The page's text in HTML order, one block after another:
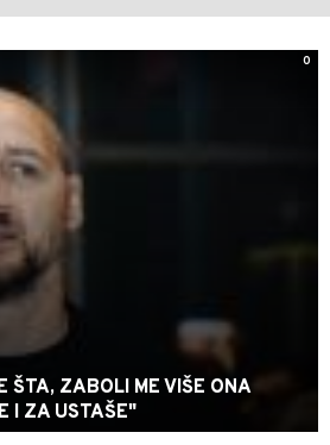
0
ŠTA, ZABOLI ME VIŠE ONA
I ZA USTAŠE"